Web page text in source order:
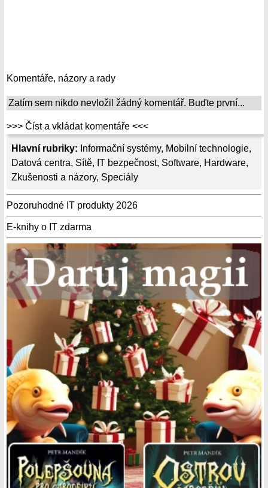
Hlavní rubriky: Informační systémy, Mobilní technologie,
Datová centra, Sítě, IT bezpečnost, Software, Hardware,
Zkušenosti a názory, Speciály
Pozoruhodné IT produkty 2026
E-knihy o IT zdarma
Komentáře, názory a rady
Zatím sem nikdo nevložil žádný komentář. Buďte první...
>>> Číst a vkládat komentáře <<<